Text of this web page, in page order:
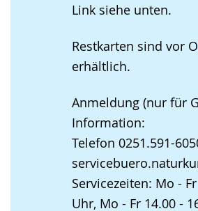
Link siehe unten.
Restkarten sind vor
erhältlich.
Anmeldung (nur für
Information:
Telefon 0251.591-
Servicezeiten: Mo -
Uhr, Mo - Fr 14.00 -